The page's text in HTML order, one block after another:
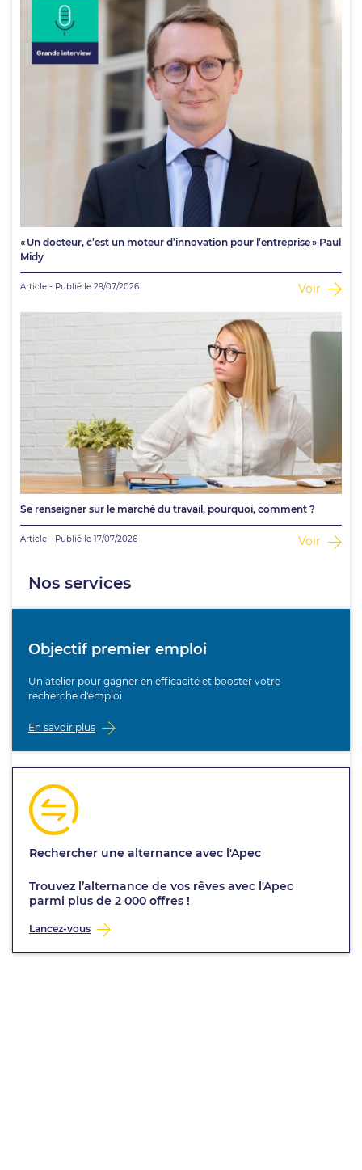
« Un docteur, c’est un moteur d’innovation pour l’entreprise » Paul
Midy
Article - Publié le 29/07/2026 Voir
Se renseigner sur le marché du travail, pourquoi, comment ?
Article - Publié le 17/07/2026 Voir
Nos services
Objectif premier emploi
Un atelier pour gagner en efficacité et booster votre
recherche d'emploi
En savoir plus
Rechercher une alternance avec l'Apec
Trouvez l’alternance de vos rêves avec l'Apec
parmi plus de 2 000 offres !
Lancez-vous